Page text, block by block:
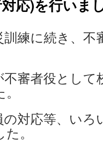
応)を行いま
練に続き、不
審者役として
対応等、い
。